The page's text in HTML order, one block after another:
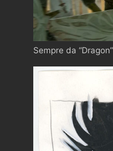
Sempre da